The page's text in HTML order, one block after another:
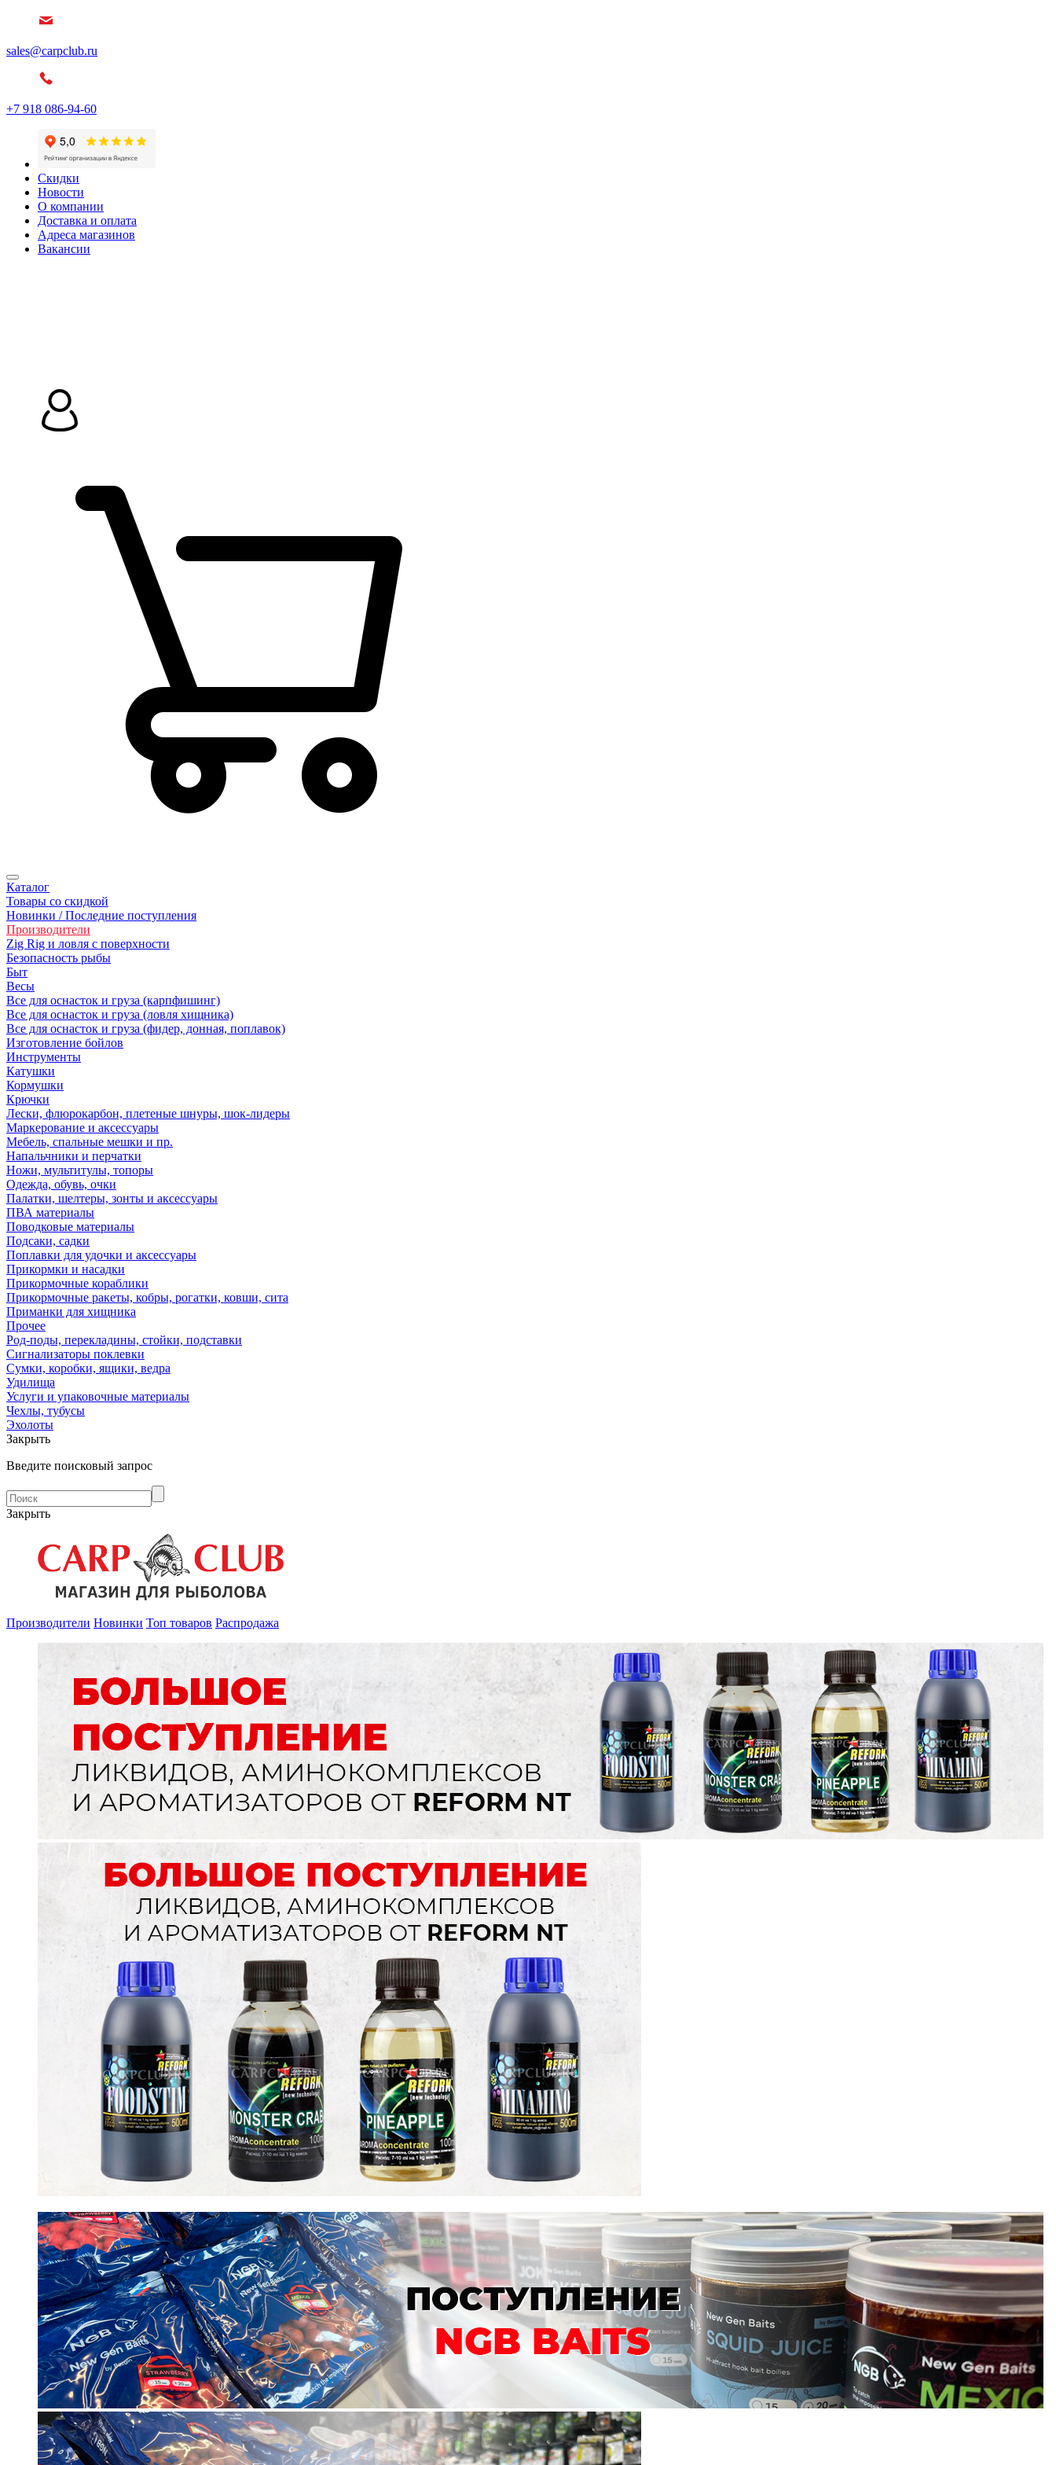
sales@carpclub.ru
+7 918 086-94-60
Скидки
Новости
О компании
Доставка и оплата
Адреса магазинов
Вакансии
Каталог
Товары со скидкой
Новинки / Последние поступления
Производители
Zig Rig и ловля с поверхности
Безoпасность рыбы
Быт
Весы
Все для оснасток и груза (карпфишинг)
Все для оснасток и груза (ловля хищника)
Все для оснасток и груза (фидер, донная, поплавок)
Изготовление бойлов
Инструменты
Катушки
Кормушки
Крючки
Лески, флюрокарбон, плетеные шнуры, шок-лидеры
Маркерование и аксессуары
Мебель, спальные мешки и пр.
Напальчники и перчатки
Ножи, мультитулы, топоры
Одежда, обувь, очки
Палатки, шелтеры, зонты и аксессуары
ПВА материалы
Поводковые материалы
Подсаки, садки
Поплавки для удочки и аксессуары
Прикормки и насадки
Прикормочные кораблики
Прикормочные ракеты, кобры, рогатки, ковши, сита
Приманки для хищника
Прочее
Род-поды, перекладины, стойки, подставки
Сигнализаторы поклевки
Сумки, коробки, ящики, ведра
Удилища
Услуги и упаковочные материалы
Чехлы, тубусы
Эхолоты
Закрыть
Введите поисковый запрос
Закрыть
Производители Новинки Топ товаров Распродажа